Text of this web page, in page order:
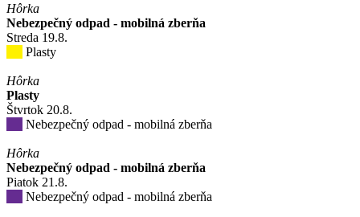
Hôrka
Nebezpečný odpad - mobilná zberňa
Streda 19.8.
Plasty
Hôrka
Plasty
Štvrtok 20.8.
Nebezpečný odpad - mobilná zberňa
Hôrka
Nebezpečný odpad - mobilná zberňa
Piatok 21 .8.
Nebezpečný odpad - mobilná zberňa